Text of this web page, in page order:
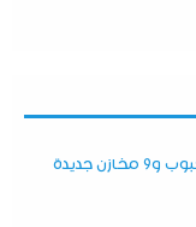
“صابة” قياسية في إنتاج الحبوب و9 مخازن جديدة